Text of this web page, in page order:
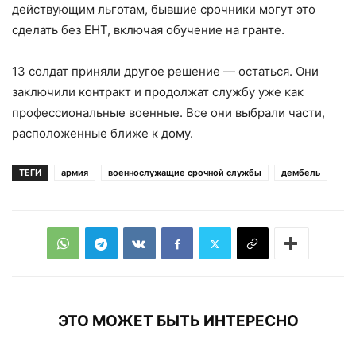
действующим льготам, бывшие срочники могут это
сделать без ЕНТ, включая обучение на гранте.
13 солдат приняли другое решение — остаться. Они
заключили контракт и продолжат службу уже как
профессиональные военные. Все они выбрали части,
расположенные ближе к дому.
ТЕГИ армия военнослужащие срочной службы дембель
ЭТО МОЖЕТ БЫТЬ ИНТЕРЕСНО